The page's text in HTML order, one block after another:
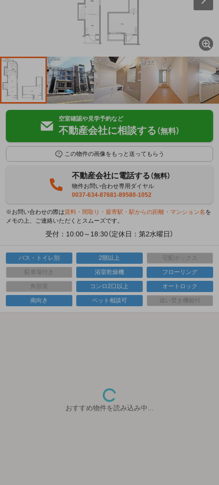
空室確認や見学予約など
不動産会社に相談する （無料）
この物件の画像をもっと送ってもらう
不動産会社に電話する（無料）
物件お問い合わせ専用ダイヤル
0037-634-87681-89580-1052
※お問い合わせの際は賃料・間取り・最寄駅・駅からの距離・マンション名 を
メモの上、ご連絡いただくとスムーズです。
受付：10:00～18:30（定休日：第2水曜日）
バス・トイレ別 2階以上 宅配ボックス
駐車場付き 浴室乾燥機 フローリング
角部屋 コンロ2口以上 オートロック
南向き ペット相談可 追い焚き機能付
おすすめ物件を読み込み中...